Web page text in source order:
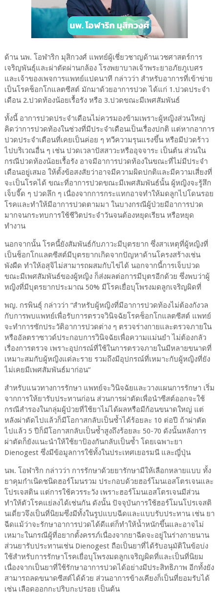
ด้าน นพ. โอฬาริก มุสิกวงศ์ แพทย์ผู้เชี่ยวชาญด้านเวชศาสตร์การ
เจริญพันธุ์และผ่าตัดผ่านกล้อง โรงพยาบาลเจ้าพระยาอภัยภูเบศร
และเจ้าของเพจการแพทย์แปดนาที กล่าวว่า สำหรับอาการที่เข้าข่าย
เป็นโรคช็อกโกแลตซีสต์ มักมาด้วยอาการปวด ได้แก่ 1.ปวดประจำ
เดือน 2.ปวดท้องน้อยเรื้อรัง หรือ 3.ปวดขณะมีเพศสัมพันธ์
ทั้งนี้ อาการปวดประจำเดือนไม่ควรมองข้ามเพราะผู้หญิงส่วนใหญ่
คิดว่าการปวดท้องในช่วงที่มีประจำเดือนเป็นเรื่องปกติ แต่หากอาการ
ปวดประจำเดือนที่เคยเป็นค่อย ๆ ทวีความรุนแรงขึ้น หรือมีปวดร้าว
ไปบริเวณอื่น ๆ เช่น ปวดเวลาปัสสาวะหรืออุจจาระ เป็นต้น ส่วนใน
กรณีปวดท้องน้อยเรื้อรัง อาจมีอาการปวดท้องในขณะที่ไม่มีประจำ
เดือนอยู่เสมอ ให้ตั้งข้อสงสัยว่าอาจมีความผิดปกติและมีความเสี่ยงที่
จะเป็นโรคได้ ขณะที่อาการปวดขณะมีเพศสัมพันธ์นั้น ผู้หญิงจะรู้สึก
เจ็บจี๊ด ๆ ปวดลึก ๆ เนื่องจากการกระแทกอาจทำให้มดลูกไปโดนรอย
โรคและทำให้มีอาการปวดตามมา ในบางกรณีผู้ป่วยมีอาการปวด
มากจนกระทบการใช้ชีวิตประจำวันจนต้องหยุดเรียน หรือหยุด
ทำงาน
นอกจากนั้น โรคนี้ยังสัมพันธ์กับภาวะมีบุตรยาก ซึ่งสาเหตุที่ผู้หญิงที่
เป็นช็อกโกแลตซีสต์มีบุตรยากเกิดจากปัญหาด้านโครงสร้างเช่น
พังผืด ทำให้อสุจิไม่สามารถผสมกับไข่ได้ นอกจากนี้การเจ็บปวด
ขณะมีเพศสัมพันธ์ของผู้หญิง ก็ส่งผลต่อการมีบุตรอีกด้วย ซึ่งพบว่าผู้
หญิงที่มีบุตรยากประมาณ 50% มีโรคเยื่อบุโพรงมดลูกเจริญผิดที่
พญ. กรพินธุ์ กล่าวว่า “สำหรับผู้หญิงที่มีอาการปวดท้องไม่ต้องกังวล
กับการพบแพทย์เพื่อรับการตรวจวินิจฉัยโรคช็อกโกแลตซีสต์ แพทย์
จะทำการซักประวัติอาการปวดต่าง ๆ ตรวจร่างกายและตรวจภายใน
หรืออัลตราซาวด์ประกอบการวินิจฉัยเพื่อความแม่นยำ ไม่ต้องกลัว
เรื่องการตรวจ เพราะอุปกรณ์ที่ใช้ในการตรวจภายในมีหลายขนาดที่
เหมาะสมกับผู้หญิงแต่ละราย รวมถึงมีอุปกรณ์ที่เหมาะกับผู้หญิงที่ยัง
ไม่เคยมีเพศสัมพันธ์มาก่อน”
สำหรับแนวทางการรักษา แพทย์จะวินิจฉัยและวางแผนการรักษา เริ่ม
จากการให้ยารับประทานก่อน ส่วนการผ่าตัดเพื่อนำซีสต์ออกจะใช้
กรณีสำรองในกลุ่มผู้ป่วยที่ใช้ยาไม่ได้ผลหรือมีก้อนขนาดใหญ่ แต่
หลังผ่าตัดไปแล้วก็มีโอกาสกลับเป็นซ้ำได้ร้อยละ 10 ต่อปี ถ้าผ่าตัด
ไปแล้ว 5 ปีก็มีโอกาสกลับเป็นซ้ำสูงถึงร้อยละ 50-70 ดังนั้นหลังการ
ผ่าตัดก็ยังแนะนำให้ใช้ยาป้องกันกลับเป็นซ้ำ โดยเฉพาะยา
Dienogest ซึ่งมีข้อมูลการใช้ทั้งในประเทศเยอรมนี และญี่ปุ่น
นพ. โอฬาริก กล่าวว่า การรักษาด้วยยารักษามีให้เลือกหลายแบบ ทั้ง
ยาคุมกำเนิดชนิดฮอร์โมนรวม ประกอบด้วยฮอร์โมนเอสโตรเจนและ
โปรเจสติน แต่การใช้ควรระวัง เพราะฮอร์โมนเอสโตรเจนมีส่วน
ทำให้ตัวโรคแย่ลงได้เช่นกัน ดังนั้น ปัจจุบันการใช้ฮอร์โมนโปรเจสติ
นเดี่ยวจึงเป็นที่นิยมซึ่งมีทั้งในรูปแบบฉีดและแบบรับประทาน เช่น ยา
ฉีดแม้ว่าจะรักษาอาการปวดได้ดีแต่ก็ทำให้น้ำหนักขึ้นและอาจไม่
เหมาะในกรณีผู้ที่อยากตั้งครรภ์เนื่องจากยาฉีดจะอยู่ในร่างกายนาน
ส่วนยารับประทานเช่น Dienogest ถือเป็นยาที่ได้รับอนุมัติในข้อบ่ง
ใช้สำหรับการรักษาโรคเยื่อบุโพรงมดลูกเจริญผิดที่และเป็นที่นิยม
เนื่องจากเป็นยาที่ใช้รักษาอาการปวดได้อย่างมีประสิทธิภาพ อีกทั้งยัง
สามารถลดขนาดซีสต์ได้ด้วย ส่วนอาการข้างเคียงก็เป็นที่ยอมรับได้
เช่น เลือดออกกะปริบกะปรอย เป็นต้น